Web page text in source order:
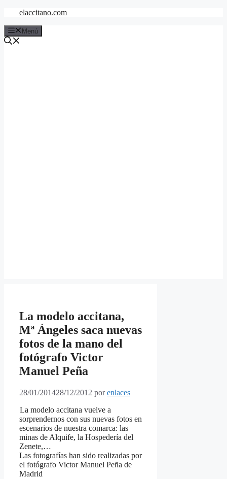
Saltar
contenido
elaccitano.com
Menú
La modelo accitana,
Mª Ángeles saca nuevas
fotos de la mano del
fotógrafo Victor
Manuel Peña
28/01/201428/12/2012 porenlaces
La modelo accitana vuelve a
sorprendernos con sus nuevas fotos en
escenarios de nuestra comarca: las
minas de Alquife, la Hospedería del
Zenete,…
Las fotografías han sido realizadas por
el fotógrafo Victor Manuel Peña de
Madrid